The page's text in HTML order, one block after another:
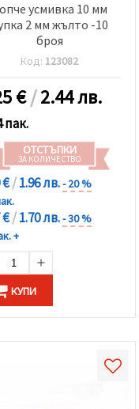
усмивка 10 мм
2 мм жълто -10
броя
Код: 123082
€/2.44 лв.
пак.
ОТСТЪПКИ
ЗА КОЛИЧЕСТВО
€/1.96 лв.- 20 %
€/1.70 лв.- 30 %
+
КУПИ